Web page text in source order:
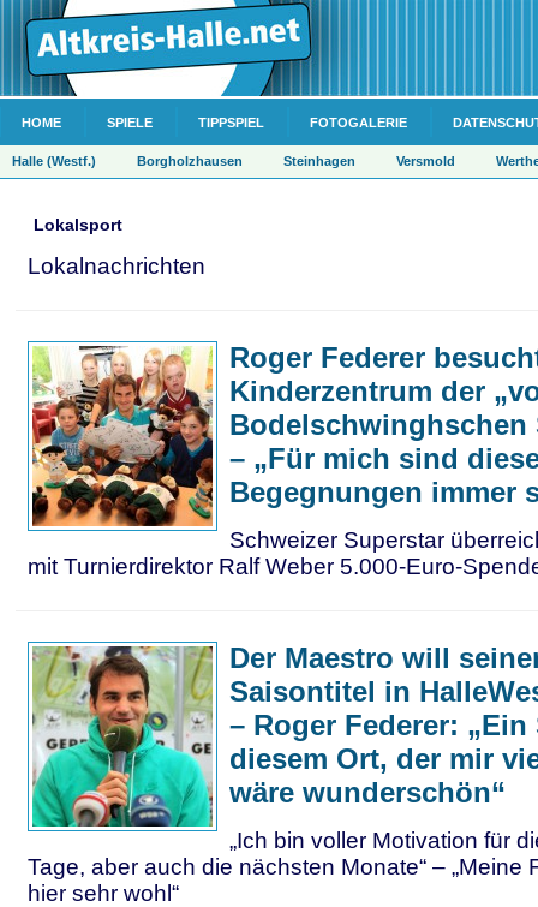
HOME SPIELE TIPPSPIEL FOTOGALERIE
Halle (Westf.) Borgholzhausen Steinhagen Versmold
Lokalsport
Lokalnachrichten
Roger Federer
Kinderzentrum der
Bodelschwinghschen
– „Für mich sind
Begegnungen immer
Schweizer Superstar
mit Turnierdirektor Ralf Weber 5.000-Euro-
Der Maestro will
Saisontitel in
– Roger Federer: „Ein
diesem Ort, der mir
wäre wunderschön“
„Ich bin voller Motivation für
Tage, aber auch die nächsten Monate“ – „Meine
hier sehr wohl“